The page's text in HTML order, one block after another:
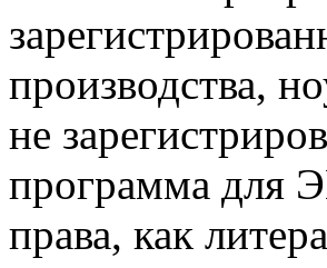
производства,
не
программа для
права, как